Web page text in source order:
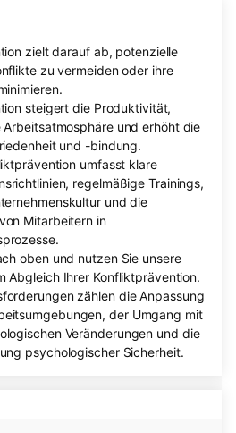
zielt darauf ab, potenzielle
zu vermeiden oder ihre
steigert die Produktivität,
und erhöht die
und -bindung.
umfasst klare
regelmäßige Trainings,
und die
Mitarbeitern in
oben und nutzen Sie unsere
Abgleich Ihrer Konfliktprävention.
zählen die Anpassung
der Umgang mit
Veränderungen und die
psychologischer Sicherheit.